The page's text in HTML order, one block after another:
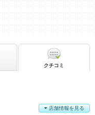
店舗情報を見る
クチコミ